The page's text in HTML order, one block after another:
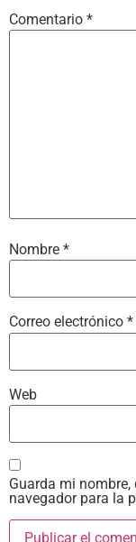
Comentario *
Nombre *
Correo electrónico *
Web
Guarda mi
navegador para la